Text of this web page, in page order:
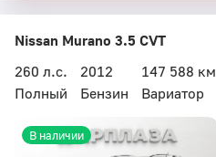
Бесплатный звонок
Автоцентр Кар Плаза
Nissan Murano 3.5 CVT
260 л.с.
2012
147 588 км
Полный
Бензин Вариатор
В наличии